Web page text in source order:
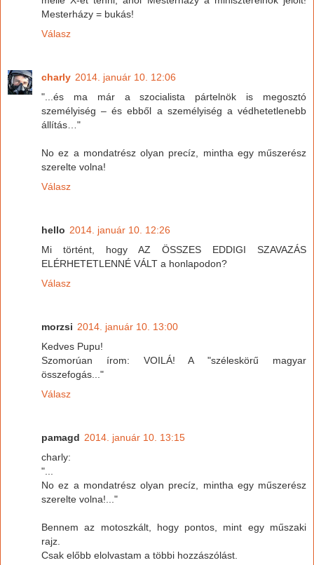
Mesterházy = bukás!
Válasz
charly 2014. január 10. 12:06
"...és ma már a szocialista pártelnök is megosztó
személyiség – és ebből a személyiség a védhetetlenebb
állítás…"
No ez a mondatrész olyan precíz, mintha egy műszerész
szerelte volna!
Válasz
hello 2014. január 10. 12:26
Mi történt, hogy AZ ÖSSZES EDDIGI SZAVAZÁS
ELÉRHETETLENNÉ VÁLT a honlapodon?
Válasz
morzsi 2014. január 10. 13:00
Kedves Pupu!
Szomorúan írom: VOILÁ! A "széleskörű magyar
összefogás..."
Válasz
pamagd 2014. január 10. 13:15
charly:
"...
No ez a mondatrész olyan precíz, mintha egy műszerész
szerelte volna!..."
Bennem az motoszkált, hogy pontos, mint egy műszaki
rajz.
Csak előbb elolvastam a többi hozzászólást.